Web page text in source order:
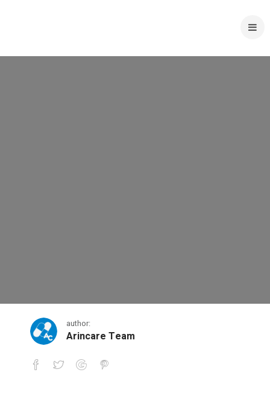
author:
Arincare Team